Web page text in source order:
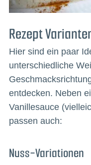
Rezept
Hier sind ein paar
unterschiedliche
entdecken. Neben
Vanillesauce
passen auch:
Nuss-Variationen